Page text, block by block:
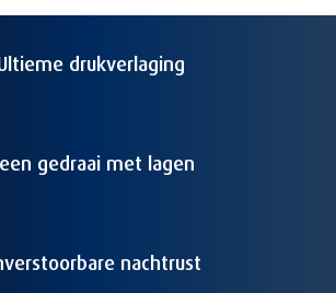
drukverlaging
gedraai met lagen
nachtrust